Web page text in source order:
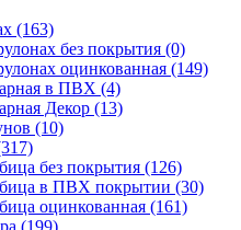
(163)
без покрытия (0)
оцинкованная (149)
в ПВХ (4)
Декор (13)
(10)
без покрытия (126)
в ПВХ покрытии (30)
оцинкованная (161)
(199)